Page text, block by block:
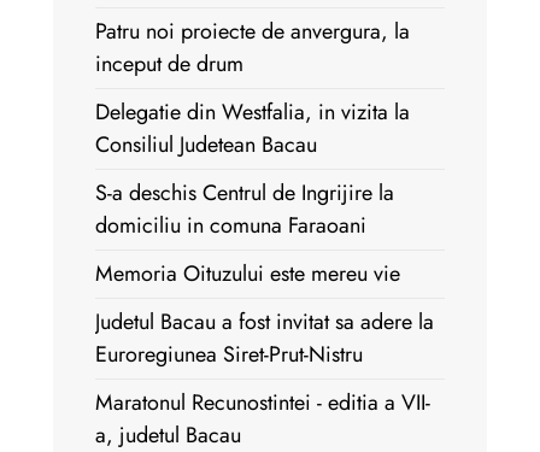
Patru noi proiecte de anvergura, la
inceput de drum
Delegatie din Westfalia, in vizita la
Consiliul Judetean Bacau
S-a deschis Centrul de Ingrijire la
domiciliu in comuna Faraoani
Memoria Oituzului este mereu vie
Judetul Bacau a fost invitat sa adere la
Euroregiunea Siret-Prut-Nistru
Maratonul Recunostintei - editia a VII-
a, judetul Bacau